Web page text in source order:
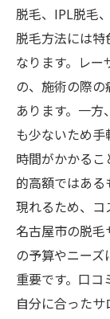
脱毛、IPL脱毛
脱毛方法には
なります。レ
の、施術の際
あります。一
も少ないため
時間がかかる
的高額ではあ
現れるため、コ
名古屋市の脱
の予算やニー
重要です。口コ
自分に合ったサ